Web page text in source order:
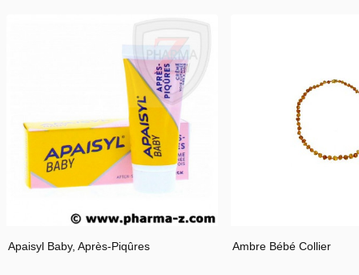
Apaisyl Baby, Après-Piqûres Ambre Bébé Collier